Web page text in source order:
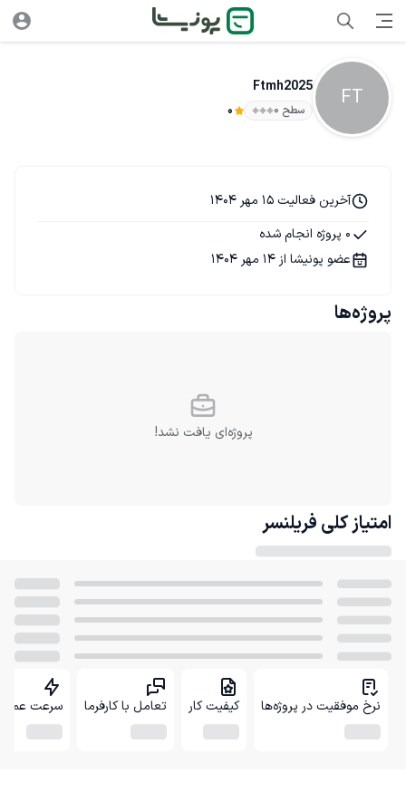
FT
Ftmh2025
سطح ۰ 0
آخرین فعالیت 15 مهر 1404
0 پروژه انجام شده
عضو پونیشا از 14 مهر 1404
پروژه‌ها
پروژه‌ای یافت نشد!
امتیاز کلی فریلنسر
نرخ موفقیت در پروژه‌ها کیفیت کار تعامل با کارفرما سرعت عمل